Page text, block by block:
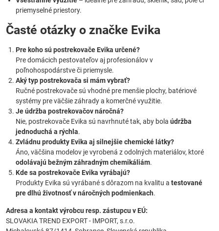
priemyselné priestory.
Časté otázky o značke Evika
Pre koho sú postrekovače Evika určené?
Pre domácich pestovateľov aj profesionálov v
poľnohospodárstve či priemysle.
Aký typ postrekovača si mám vybrať?
Ručné postrekovače sú vhodné pre menšie plochy, batériové
systémy pre väčšie záhrady a komerčné využitie.
Je údržba postrekovačov náročná?
Nie, postrekovače Evika sú navrhnuté tak, aby bola údržba
jednoduchá a rýchla.
Zvládnu produkty Evika aj silnejšie chemické látky?
Áno, väčšina modelov je vyrobená z odolných materiálov, ktoré
odolávajú bežným záhradným chemikáliám.
Kde sa postrekovače Evika vyrábajú?
Produkty Evika sú vyrábané s dôrazom na kvalitu a testované
pre dlhú životnosť v náročných podmienkach.
Adresa a kontakt výrobcu resp. zástupcu v EÚ:
SLOVAKIA TREND EXPORT - IMPORT, s.r.o.